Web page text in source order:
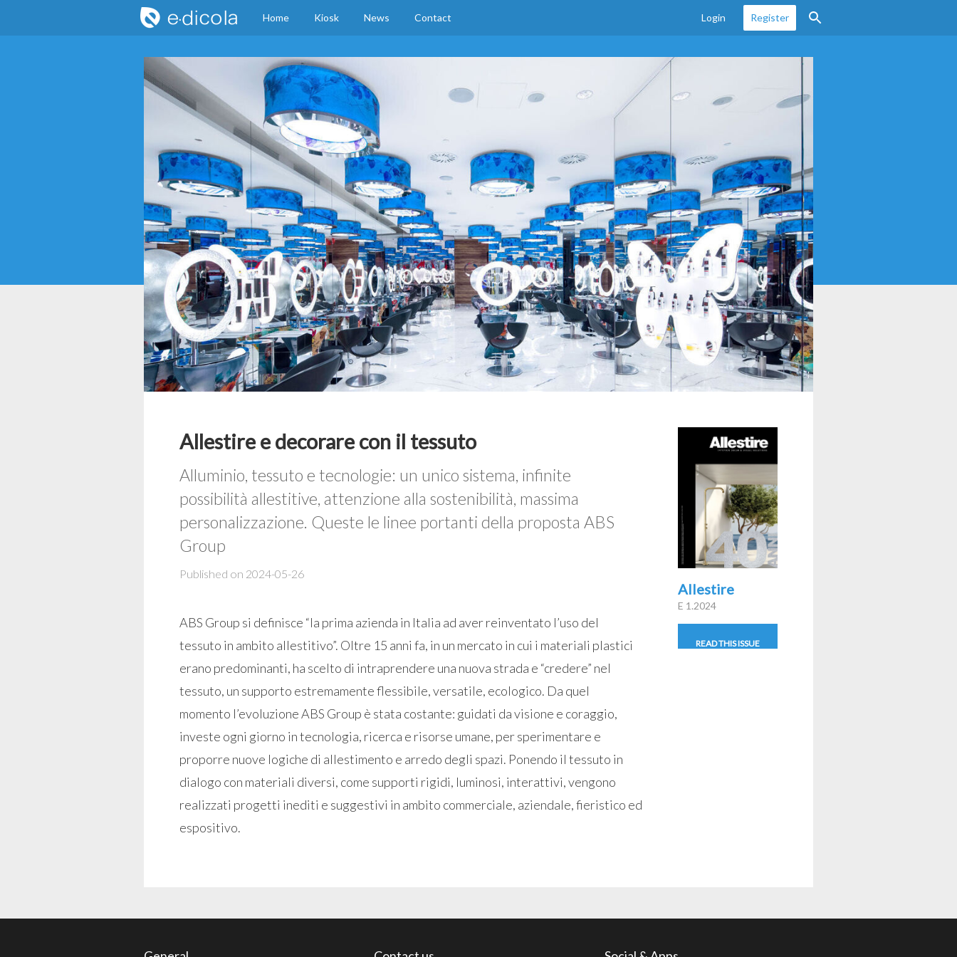
Home Kiosk News Contact Login Register
Allestire e decorare con il tessuto
Alluminio, tessuto e tecnologie: un unico sistema, infinite
possibilità allestitive, attenzione alla sostenibilità, massima
personalizzazione. Queste le linee portanti della proposta ABS
Group
Published on 2024-05-26
ABS Group si definisce “la prima azienda in Italia ad aver reinventato l’uso del
tessuto in ambito allestitivo”. Oltre 15 anni fa, in un mercato in cui i materiali plastici
erano predominanti, ha scelto di intraprendere una nuova strada e “credere” nel
tessuto, un supporto estremamente flessibile, versatile, ecologico. Da quel
momento l’evoluzione ABS Group è stata costante: guidati da visione e coraggio,
investe ogni giorno in tecnologia, ricerca e risorse umane, per sperimentare e
proporre nuove logiche di allestimento e arredo degli spazi. Ponendo il tessuto in
dialogo con materiali diversi, come supporti rigidi, luminosi, interattivi, vengono
realizzati progetti inediti e suggestivi in ambito commerciale, aziendale, fieristico ed
espositivo.
Allestire
E 1.2024
READ THIS ISSUE